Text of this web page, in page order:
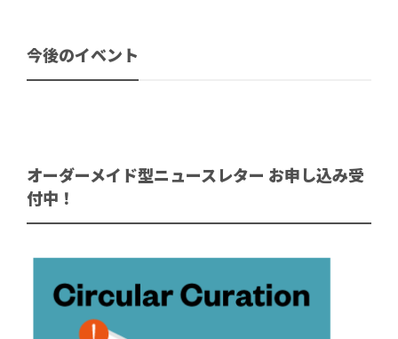
今後のイベント
オーダーメイド型ニュースレター お申し込み受
付中！